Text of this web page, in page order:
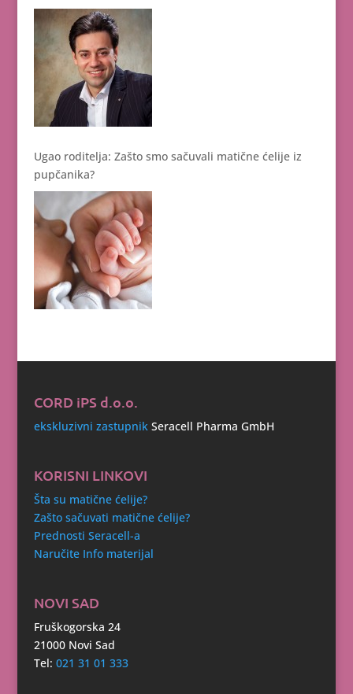
Ugao roditelja: Zašto smo sačuvali matične ćelije iz
pupčanika?
CORD iPS d.o.o.
ekskluzivni zastupnik Seracell Pharma GmbH
KORISNI LINKOVI
Šta su matične ćelije?
Zašto sačuvati matične ćelije?
Prednosti Seracell-a
Naručite Info materijal
NOVI SAD
Fruškogorska 24
21000 Novi Sad
Tel: 021 31 01 333